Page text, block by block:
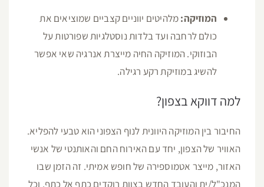
המוזיקה:מלהיטים יווניים קצביים שמוציאים את
כולם לרחבה ועד בלדות נוסטלגיות שפורטות על
הבוזוקי. המוזיקה החיה מייצרת אנרגיה שאי אפשר
להשיג במוזיקת רקע רגילה.
למה דווקא בצפון?
החיבור בין המוזיקה היוונית לנוף הצפוני הוא טבעי להפליא.
האוויר של הצפון, יחד עם האירוח החם והאותנטי של אנשי
האזור, מייצר אטמוספירה של חופש אמיתי. זה הזמן שבו
המנכ"ל/ית והעובד החדש בצוות רוקדים כתף אל כתף, וכל